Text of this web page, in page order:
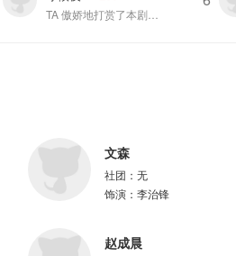
TA 傲娇地打赏了本剧…
文森
社团： 无
饰演： 李治锋
赵成晨